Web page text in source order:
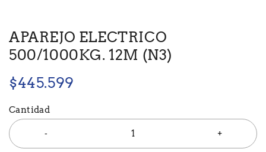
APAREJO ELECTRICO
500/1000KG. 12M (N3)
$445.599
Cantidad